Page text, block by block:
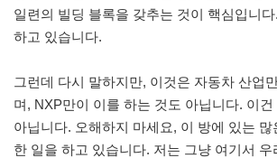
일련의 빌딩 블록을 갖추는 것이 핵심입니
하고 있습니다.
그런데 다시 말하지만, 이것은 자동차 산업
며, NXP만이 이를 하는 것도 아닙니다. 이
아닙니다. 오해하지 마세요, 이 방에 있는
한 일을 하고 있습니다. 저는 그냥 여기서 우